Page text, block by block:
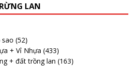
LAN
sao (52)
+ Vỉ Nhựa (433)
+ đất trồng lan (163)